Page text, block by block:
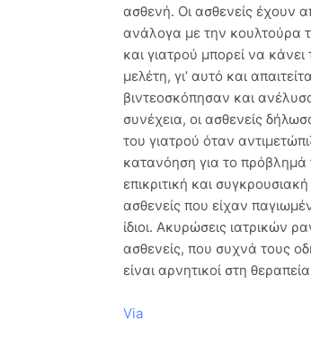
ασθενή. Οι ασθενείς έχουν
ανάλογα με την κουλτούρα
και γιατρού μπορεί να
μελέτη, γι’ αυτό και
βιντεοσκόπησαν και
συνέχεια, οι ασθενείς
του γιατρού όταν
κατανόηση για το πρόβλημά
επικριτική και
ασθενείς που είχαν
ίδιοι. Ακυρώσεις ιατρικών
ασθενείς, που συχνά τους
είναι αρνητικοί στη
Via